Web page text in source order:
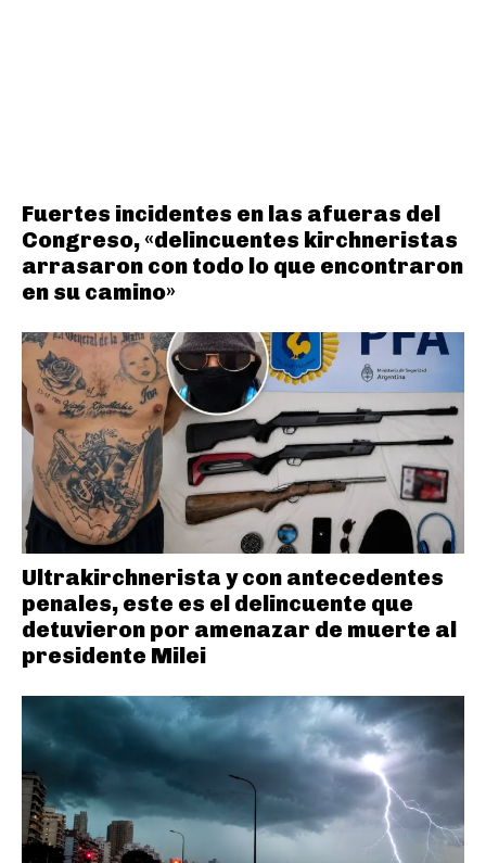
Fuertes incidentes en las afueras del
Congreso, «delincuentes kirchneristas
arrasaron con todo lo que encontraron
en su camino»
Ultrakirchnerista y con antecedentes
penales, este es el delincuente que
detuvieron por amenazar de muerte al
presidente Milei